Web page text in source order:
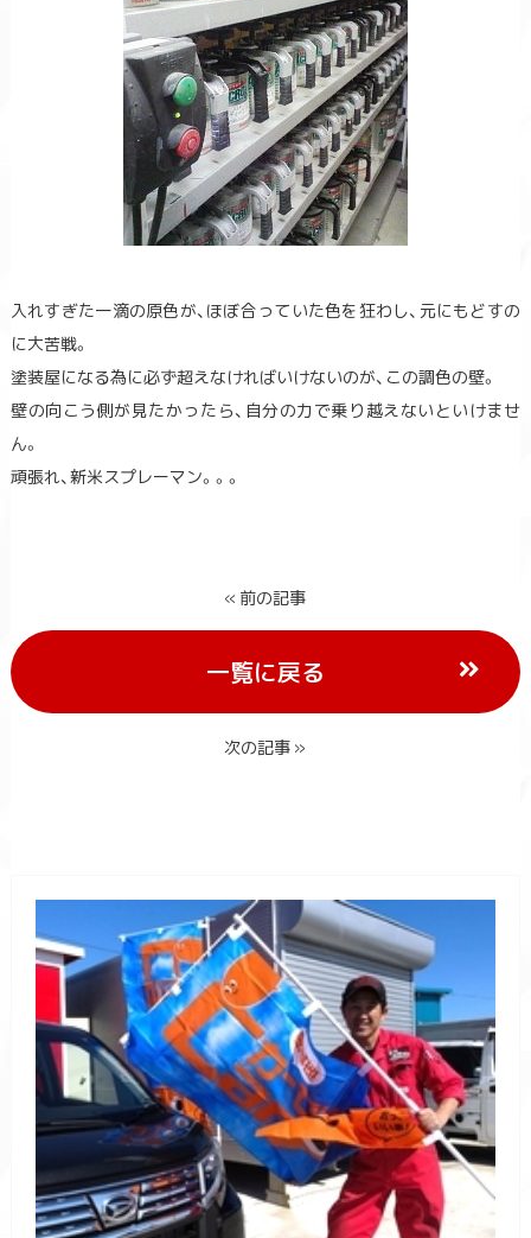
入れすぎた一滴の原色が、ほぼ合っていた色を狂わし、元にもどすの
に大苦戦。
塗装屋になる為に必ず超えなければいけないのが、この調色の壁。
壁の向こう側が見たかったら、自分の力で乗り越えないといけませ
ん。
頑張れ、新米スプレーマン。。。
« 前の記事
一覧に戻る
次の記事 »